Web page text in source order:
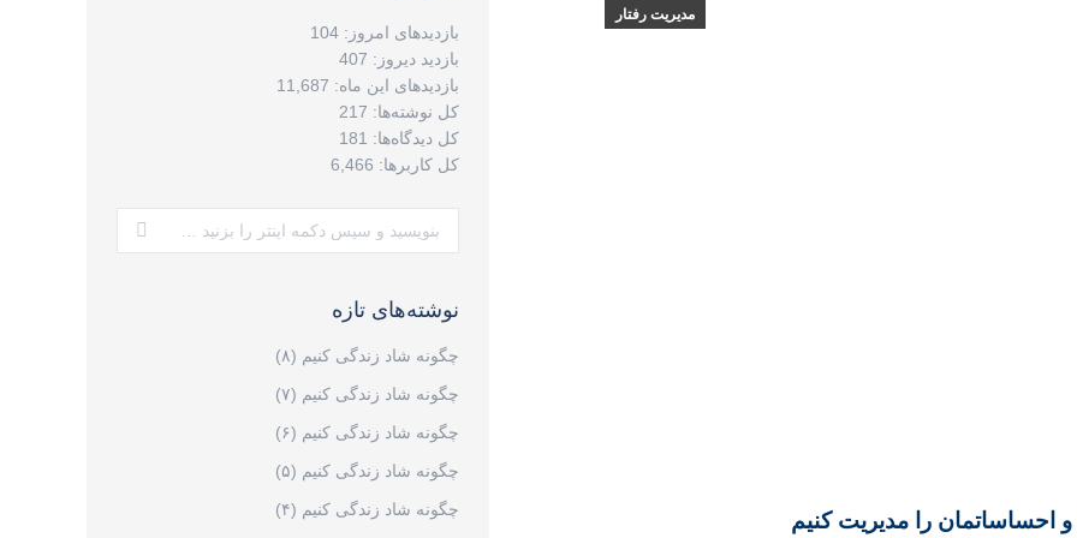
مدیریت رفتار
احساساتمان را مدیریت کنیم
بازدیدهای امروز: 104
بازدید دیروز: 407
بازدیدهای این ماه: 11,687
کل نوشته‌ها: 217
کل دیدگاه‌ها: 181
کل کاربرها: 6,466
نوشته‌های تازه
چگونه شاد زندگی کنیم (۸)
چگونه شاد زندگی کنیم (۷)
چگونه شاد زندگی کنیم (۶)
چگونه شاد زندگی کنیم (۵)
چگونه شاد زندگی کنیم (۴)